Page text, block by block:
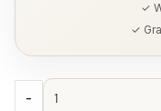
✓
✓
-